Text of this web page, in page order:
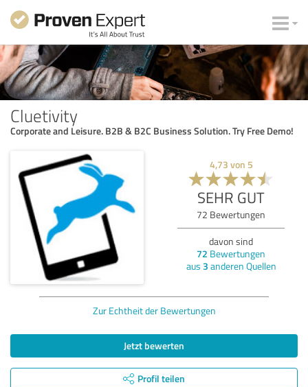
Cluetivity
Corporate and Leisure. B2B & B2C Business Solution. Try Free Demo!
4,73 von 5
SEHR GUT
72 Bewertungen
davon sind
72 Bewertungen
aus 3 anderen Quellen
Zur Echtheit der Bewertungen
Jetzt bewerten
Profil teilen